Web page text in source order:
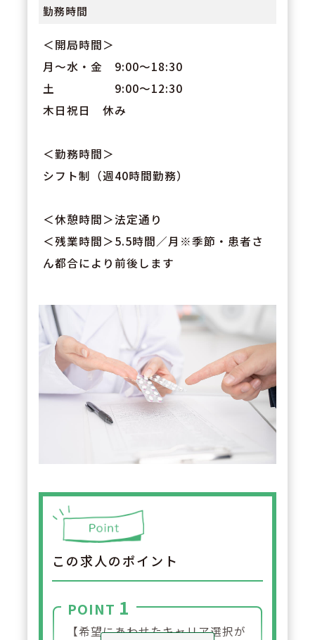
勤務時間
＜開局時間＞
月～水・金 9:00～18:30
土 9:00～12:30
木日祝日 休み
＜勤務時間＞
シフト制（週40時間勤務）
＜休憩時間＞法定通り
＜残業時間＞5.5時間／月※季節・患者さ
ん都合により前後します
この求人のポイント
POINT 1
【希望にあわせたキャリア選択が